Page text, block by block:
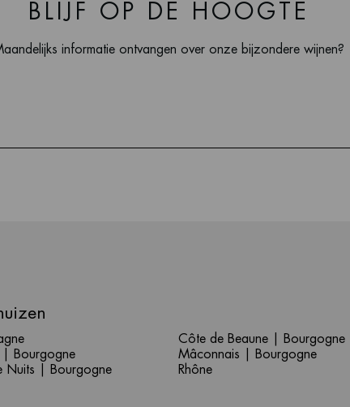
BLIJF OP DE HOOGTE
informatie ontvangen over onze bijzondere wijnen?
| Bourgogne
Nuits | Bourgogne
Côte de Beaune | Bourgogne
Mâconnais | Bourgogne
Rhône